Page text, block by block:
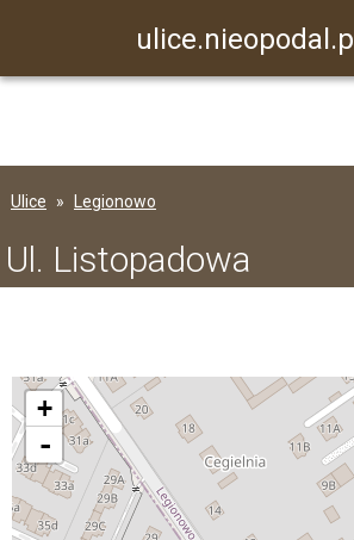
ulice.nieopodal.pl
Ulice Legionowo
Ul. Listopadowa
+
-